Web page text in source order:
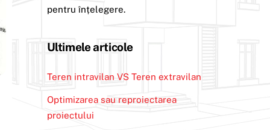
pentru înțelegere.
Ultimele articole
Teren intravilan VS Teren extravilan
Optimizarea sau reproiectarea
proiectului